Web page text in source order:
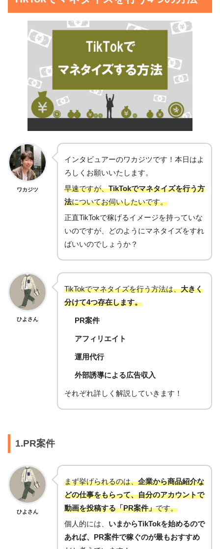
ワカジツ
インタビュアーのワカジツです！本日はよ
ろしくお願いいたします。
早速ですが、TikTokでマネタイズを行う方
法についてお伺いしたいです。
正直TikTokで稼げるイメージを持っていな
いのですが、どのようにマネタイズをすれ
ばいいのでしょうか？
ひよさん
TikTokでマネタイズを行う方法は、大きく
分けて4つ存在します。
PR案件
アフィリエイト
運用代行
外部誘導による広告収入
それぞれ詳しく解説していきます！
1.PR案件
ひよさん
まず挙げられるのは、企業から商品紹介な
どの仕事をもらって、自分のアカウントで
動画を投稿する「PR案件」です。
個人的には、 いまからTikTokを始めるので
あれば、PR案件で稼ぐのが最もおすすめ